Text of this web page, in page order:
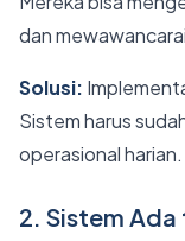
dan
Solusi:
Sistem harus
operasional harian.
2. Sistem